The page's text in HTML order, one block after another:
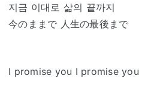
지금 이대로 삶의 끝까지
今のままで 人生の最後まで
I promise you I promise you